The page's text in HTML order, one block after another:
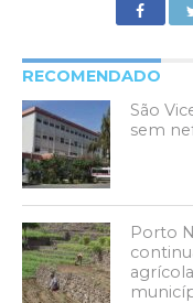
RECOMENDADO
São
sem
Porto